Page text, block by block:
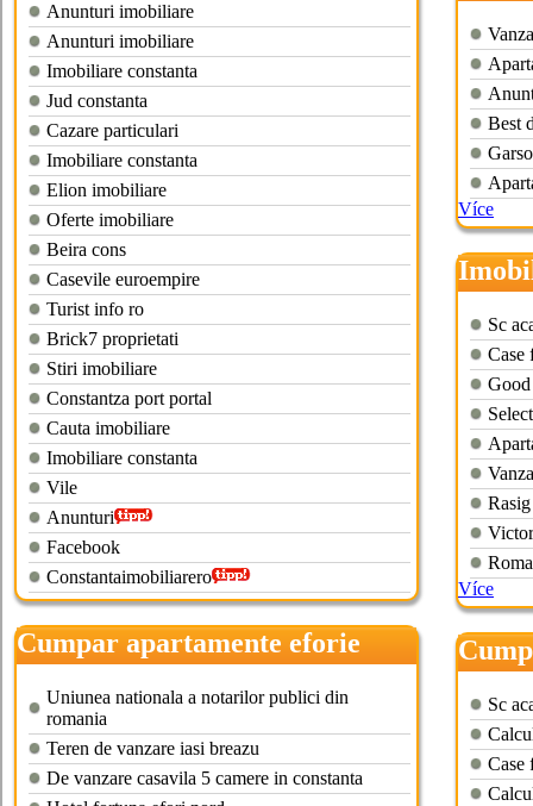
Anunturi imobiliare
Anunturi imobiliare
Imobiliare constanta
Jud constanta
Cazare particulari
Imobiliare constanta
Elion imobiliare
Oferte imobiliare
Beira cons
Casevile euroempire
Turist info ro
Brick7 proprietati
Stiri imobiliare
Constantza port portal
Cauta imobiliare
Imobiliare constanta
Vile
Anunturi
Facebook
Constantaimobiliarero
Cumpar apartamente eforie
nord
Uniunea nationala a notarilor publici din
romania
Teren de vanzare iasi breazu
De vanzare casavila 5 camere in constanta
Best
Více
Sc
Case
Good
Více
Sc
Case